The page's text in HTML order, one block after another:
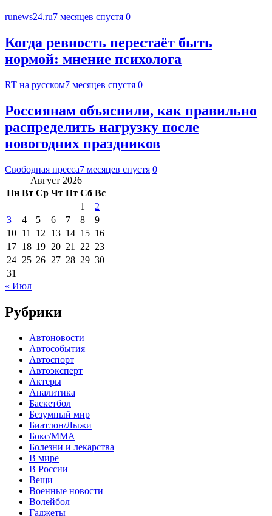
runews24.ru7 месяцев спустя 0
Когда ревность перестаёт быть
нормой: мнение психолога
RT на русском7 месяцев спустя 0
Россиянам объяснили, как правильно
распределить нагрузку после
новогодних праздников
Свободная пресса7 месяцев спустя 0
Август 2026
Пн Вт Ср Чт Пт Сб Вс
1
2
3
4 5 6 7 8
9
10 11 12 13 14 15 16
17 18 19 20 21 22 23
24 25 26 27 28 29 30
31
« Июл
Рубрики
Автоновости
Автособытия
Автоспорт
Автоэксперт
Актеры
Аналитика
Баскетбол
Безумный мир
Биатлон/Лыжи
Бокс/MMA
Болезни и лекарства
В мире
В России
Вещи
Военные новости
Волейбол
Гаджеты